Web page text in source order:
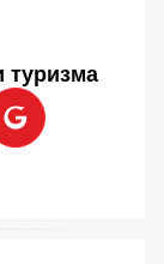
туризма